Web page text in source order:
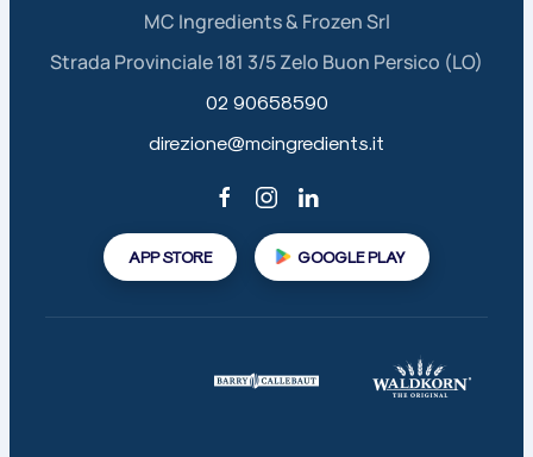
MC Ingredients & Frozen Srl
Strada Provinciale 181 3/5 Zelo Buon Persico (LO)
02 90658590
direzione@mcingredients.it
APP STORE GOOGLE PLAY